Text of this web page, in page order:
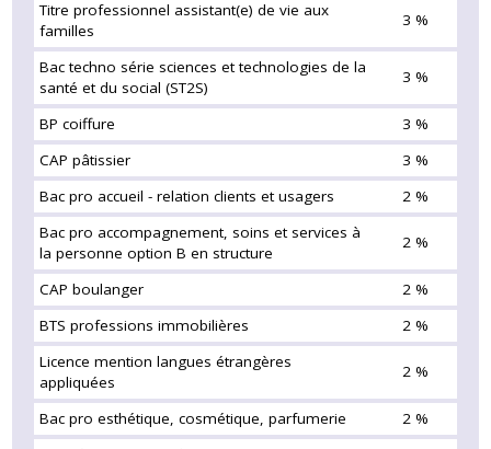
Titre professionnel assistant(e) de vie aux
familles
3 %
Bac techno série sciences et technologies de la
santé et du social (ST2S)
3 %
BP coiffure
3 %
CAP pâtissier
3 %
Bac pro accueil - relation clients et usagers
2 %
Bac pro accompagnement, soins et services à
la personne option B en structure
2 %
CAP boulanger
2 %
BTS professions immobilières
2 %
Licence mention langues étrangères
appliquées
2 %
Bac pro esthétique, cosmétique, parfumerie
2 %